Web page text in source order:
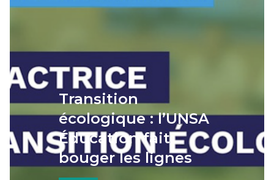
Transition
écologique : l’UNSA
Éducation fait
bouger les lignes